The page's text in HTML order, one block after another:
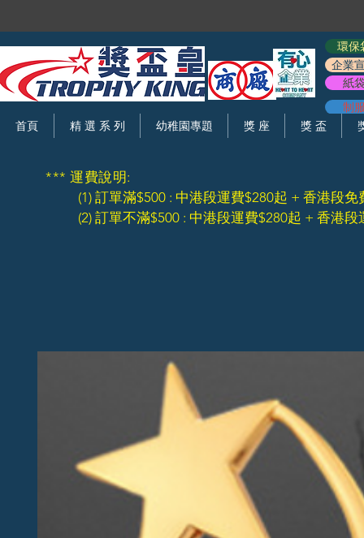
首頁 精 選 系 列 幼稚園專題 獎 座 獎 盃
環保
企業
紙
制
*** 運費說明:
(1) 訂單滿$500 : 中港段運費$280起 + 香港段免
(2) 訂單不滿$500 : 中港段運費$280起 + 香港段